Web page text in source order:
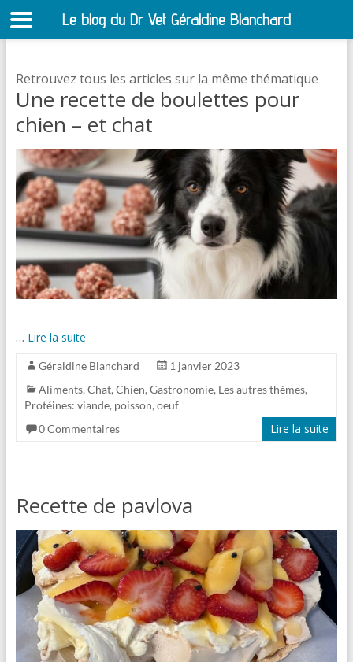
Retrouvez tous les articles sur la même thématique
Une recette de boulettes pour
chien – et chat
… Lire la suite
Géraldine Blanchard
1 janvier 2023
Aliments, Chat, Chien, Gastronomie, Les autres thèmes,
Protéines: viande, poisson, oeuf
0 Commentaires
Lire la suite
Recette de pavlova
Le blog du Dr Vet Géraldine Blanchard